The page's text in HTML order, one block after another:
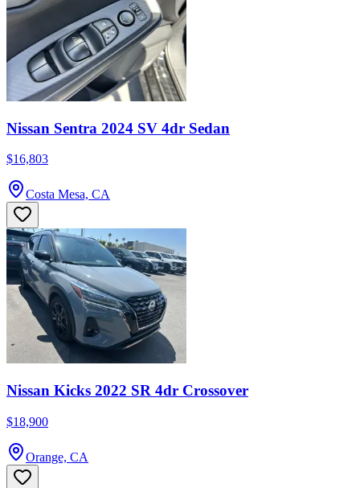
Nissan Sentra 2024 SV 4dr Sedan
$16,803
Costa Mesa, CA
Nissan Kicks 2022 SR 4dr Crossover
$18,900
Orange, CA